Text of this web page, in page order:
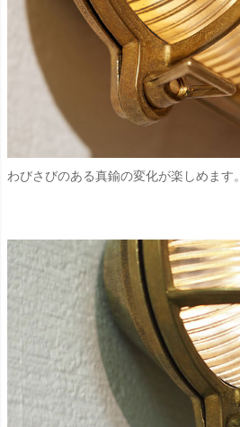
わびさびのある真鍮の変化が楽しめます。